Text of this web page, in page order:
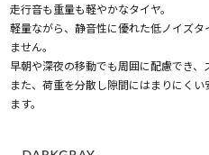
走行音も重量も軽やかなタイヤ。
軽量ながら、静音性に優れた低ノイズ
ません。
早朝や深夜の移動でも周囲に配慮でき、
また、荷重を分散し隙間にはまりにく
ます。